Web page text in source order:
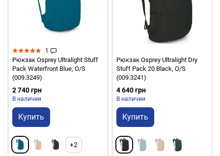
1
Рюкзак Osprey Ultralight Stuff
Pack Waterfront Blue, O/S
(009.3249)
2 740 грн
В наличии
Купить
+2
Рюкзак Osprey Ultralight Dry
Stuff Pack 20 Black, O/S
(009.3241)
4 640 грн
В наличии
Купить